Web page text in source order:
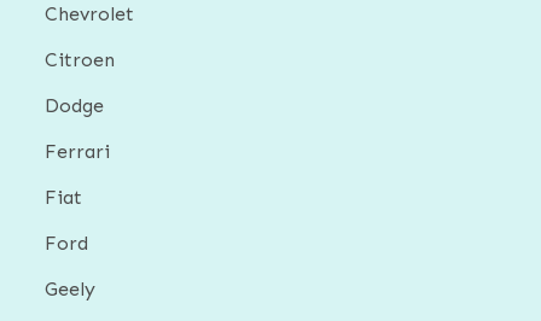
Chevrolet
Citroen
Dodge
Ferrari
Fiat
Ford
Geely